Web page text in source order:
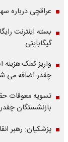
عراقچی درباره
گیگابایتی
واریز کمک
چقدر اضافه می
تسویه معوقات
بازنشستگان
پزشکیان: رهبر